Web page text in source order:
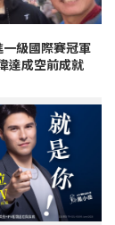
級國際賽冠軍
達成空前成就